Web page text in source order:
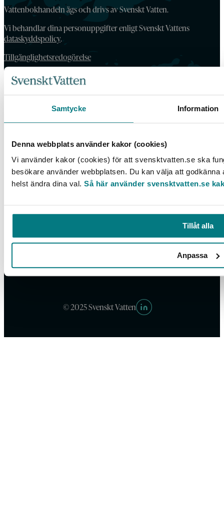
Samtycke Information
Denna webbplats använder kakor (cookies)
Vi använder kakor (cookies) för att svensktvatten.se ska
besökare använder webbplatsen. Du kan välja att
helst ändra dina val. Så här använder svensktvatten.se
Tillåt alla
Anpassa
Vattenbokhandeln ägs och drivs av Svenskt Vatten.
Vi behandlar dina personuppgifter enligt Svenskt Vattens
dataskyddspolicy.
Tillgänglighetsredogörelse
Box 14057, 167 14 Bromma, Tel. 08-506 002 00
svensktvatten@svensktvatten.se
© 2025 Svenskt Vatten